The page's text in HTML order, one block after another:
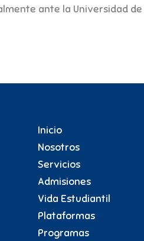
ante la Universidad de
Inicio
Nosotros
Servicios
Admisiones
Vida Estudiantil
Plataformas
Programas